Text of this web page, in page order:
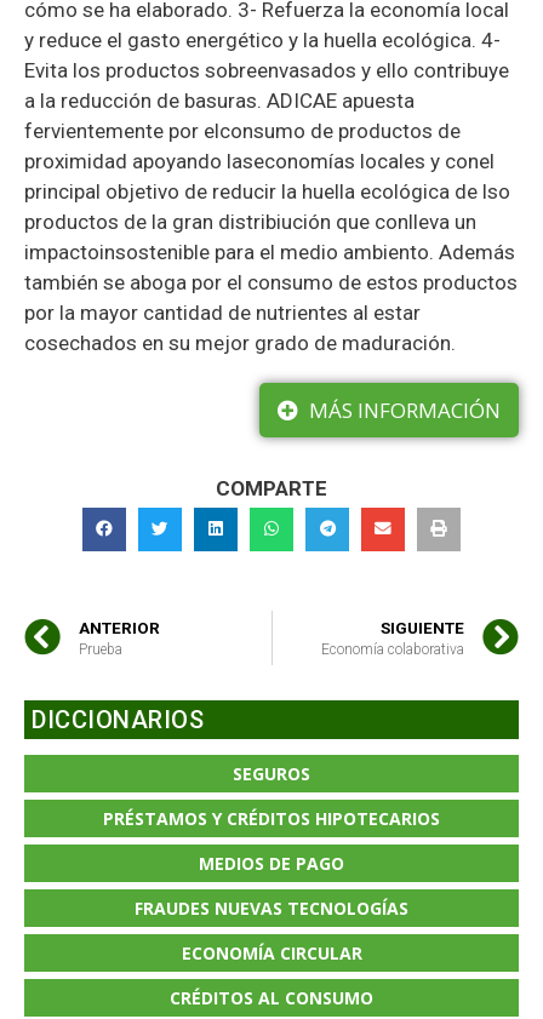
cómo se ha elaborado. 3- Refuerza la economía local
y reduce el gasto energético y la huella ecológica. 4-
Evita los productos sobreenvasados y ello contribuye
a la reducción de basuras. ADICAE apuesta
fervientemente por elconsumo de productos de
proximidad apoyando laseconomías locales y conel
principal objetivo de reducir la huella ecológica de lso
productos de la gran distribiución que conlleva un
impactoinsostenible para el medio ambiento. Además
también se aboga por el consumo de estos productos
por la mayor cantidad de nutrientes al estar
cosechados en su mejor grado de maduración.
MÁS INFORMACIÓN
COMPARTE
ANTERIOR
Prueba
SIGUIENTE
Economía colaborativa
DICCIONARIOS
SEGUROS
PRÉSTAMOS Y CRÉDITOS HIPOTECARIOS
MEDIOS DE PAGO
FRAUDES NUEVAS TECNOLOGÍAS
ECONOMÍA CIRCULAR
CRÉDITOS AL CONSUMO